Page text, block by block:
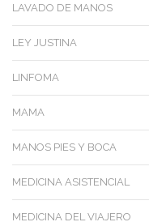
LAVADO DE MANOS
LEY JUSTINA
LINFOMA
MAMA
MANOS PIES Y BOCA
MEDICINA ASISTENCIAL
MEDICINA DEL VIAJERO